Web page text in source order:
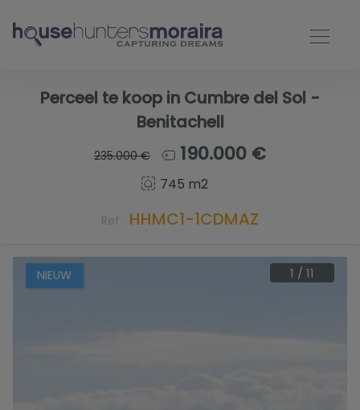
Perceel te koop in Cumbre del Sol -
Benitachell
235.000 € 190.000 €
745 m2
Ref. HHMC1-1CDMAZ
NIEUW 1 / 11